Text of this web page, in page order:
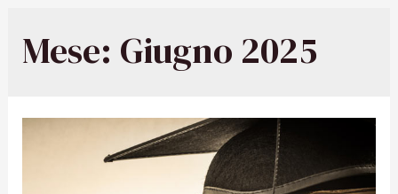
Mese: Giugno 2025